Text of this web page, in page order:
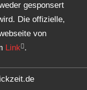
gesponsert
Die offizielle,
von
Link .